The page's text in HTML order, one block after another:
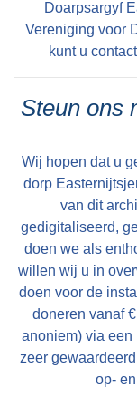
van der Wal.
grond in deze
nieuwe
vorige eeuw
afscheid van
bedrijfsleider
de
stjepke moest
onbegonnen
ontstond het
vele
van
1880 Bauke
Jans
1887 Gerrit
Jochum
komt syn frou
ferstjerren en
hjirboppe al
ek net mear
(sjoch foto)Yn
Sippe Baukes
"Thans in
Sippe B.
finzenis yn
altiten want op
fan de
brûkt as stâl
Seepma,
maar je weet
Doarpsargyf
Vereniging voor
kunt u
Steun ons
Wij hopen dat u
dorp
van dit
gedigitaliseerd,
doen we als
willen wij u in
doen voor de
doneren vanaf
anoniem) via
zeer
op-